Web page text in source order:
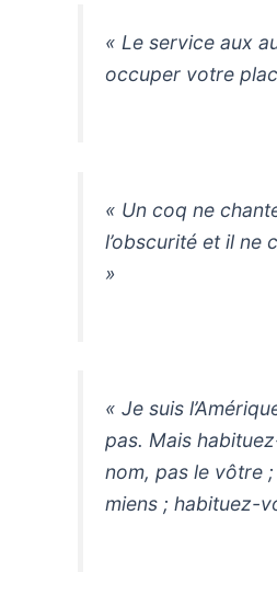
« Le service aux
occuper votre
« Un coq ne
l’obscurité et il ne
»
« Je suis
pas. Mais
nom, pas le vôtre
miens ; habituez-